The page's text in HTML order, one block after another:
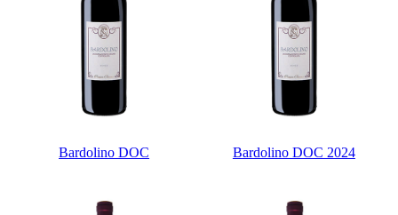
Bardolino DOC Bardolino DOC 2024